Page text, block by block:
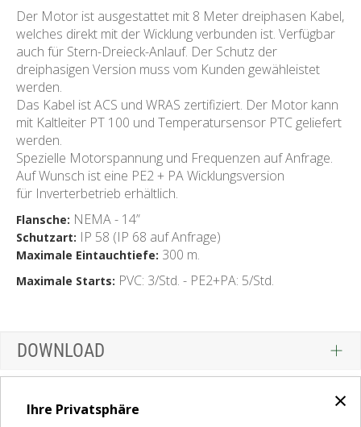
×
Ihre Privatsphäre
Der Motor ist ausgestattet mit 8 Meter dreiphasen Kabel,
welches direkt mit der Wicklung verbunden ist. Verfügbar
auch für Stern-Dreieck-Anlauf. Der Schutz der
dreiphasigen Version muss vom Kunden gewähleistet
werden.
Das Kabel ist ACS und WRAS zertifiziert. Der Motor kann
mit Kaltleiter PT 100 und Temperatursensor PTC geliefert
werden.
Spezielle Motorspannung und Frequenzen auf Anfrage.
Auf Wunsch ist eine PE2 + PA Wicklungsversion
für Inverterbetrieb erhältlich.
Flansche: NEMA - 14”
Schutzart: IP 58 (IP 68 auf Anfrage)
Maximale Eintauchtiefe: 300 m.
Maximale Starts: PVC: 3/Std. - PE2+PA: 5/Std.
DOWNLOAD